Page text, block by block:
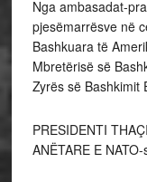
Nga ambasadat-
pjesëmarrësve në
Bashkuara të
Mbretërisë së
Zyrës së Bashkimit
PRESIDENTI
ANËTARE E NATO-